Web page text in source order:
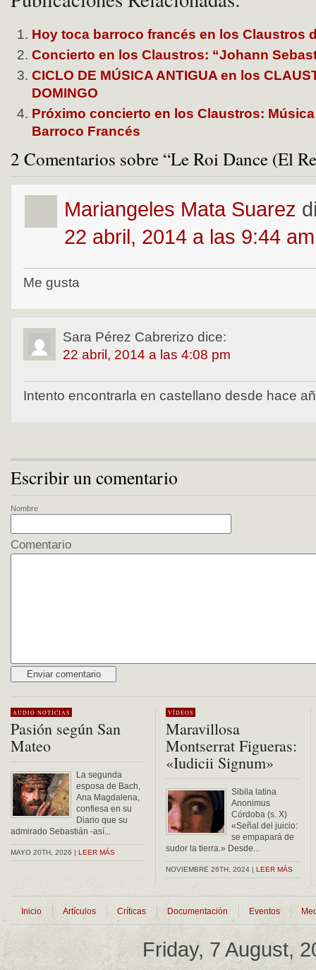
Hoy toca barroco francés en los Claustros
Concierto en los Claustros: “Johann
CICLO DE MÚSICA ANTIGUA en los
DOMINGO
Próximo concierto en los Claustros:
Barroco Francés
2 Comentarios sobre “Le Roi Dance (El
Mariangeles Mata Suarez
22 abril, 2014 a las 9:44 am
Me gusta
Sara Pérez Cabrerizo dice:
22 abril, 2014 a las 4:08 pm
Intento encontrarla en castellano desde hace
Escribir un comentario
Nombre
Comentario
AUDIO NOTICIAS
Pasión según San
Mateo
La segunda
esposa de Bach,
Ana Magdalena,
confiesa en su
Diario que su
admirado Sebastián -así...
MAYO 20TH, 2026 | LEER MÁS
VÍDEOS
Maravillosa
Montserrat Figueras:
«Iudicii Signum»
Sibila latina
Anonimus
Córdoba (s. X)
«Señal del juicio:
se empapará de
sudor la tierra.» Desde...
NOVIEMBRE 26TH, 2024 | LEER MÁS
Inicio Artículos Críticas Documentación Eventos
Friday, 7 August,